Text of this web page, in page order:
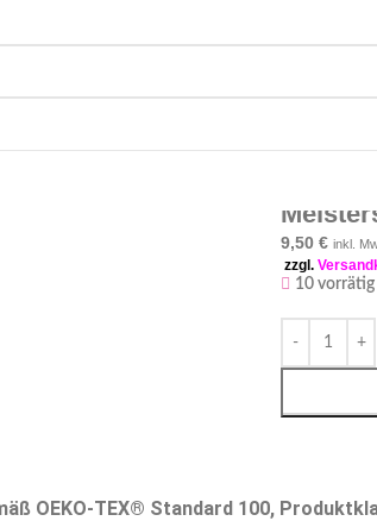
9,50€ inkl.
zzgl.
10 vorrätig
- +
OEKO-TEX® Standard 100,